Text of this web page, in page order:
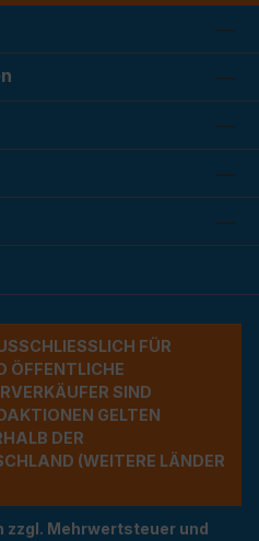
FÜR G
A
SIND A
GELTEN A
DER BU
(WEITERE LÄNDER NU
zzgl. Mehrwertsteuer und